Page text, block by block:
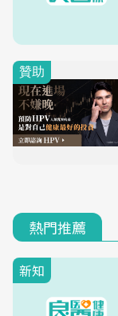
熱門推薦
新知